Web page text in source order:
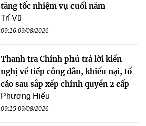
tăng tốc nhiệm vụ cuối năm
Trí Vũ
09:16 09/08/2026
Thanh tra Chính phủ trả lời kiến
nghị về tiếp công dân, khiếu nại, tố
cáo sau sắp xếp chính quyền 2 cấp
Phương Hiếu
09:15 09/08/2026